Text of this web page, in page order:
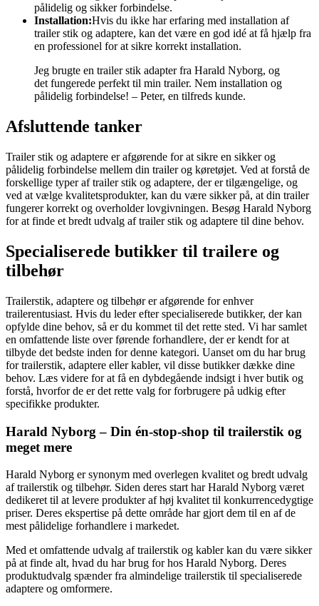
pålidelig og sikker forbindelse.
Installation:Hvis du ikke har erfaring med installation af
trailer stik og adaptere, kan det være en god idé at få hjælp fra
en professionel for at sikre korrekt installation.
Jeg brugte en trailer stik adapter fra Harald Nyborg, og
det fungerede perfekt til min trailer. Nem installation og
pålidelig forbindelse! – Peter, en tilfreds kunde.
Afsluttende tanker
Trailer stik og adaptere er afgørende for at sikre en sikker og
pålidelig forbindelse mellem din trailer og køretøjet. Ved at forstå de
forskellige typer af trailer stik og adaptere, der er tilgængelige, og
ved at vælge kvalitetsprodukter, kan du være sikker på, at din trailer
fungerer korrekt og overholder lovgivningen. Besøg Harald Nyborg
for at finde et bredt udvalg af trailer stik og adaptere til dine behov.
Specialiserede butikker til trailere og
tilbehør
Trailerstik, adaptere og tilbehør er afgørende for enhver
trailerentusiast. Hvis du leder efter specialiserede butikker, der kan
opfylde dine behov, så er du kommet til det rette sted. Vi har samlet
en omfattende liste over førende forhandlere, der er kendt for at
tilbyde det bedste inden for denne kategori. Uanset om du har brug
for trailerstik, adaptere eller kabler, vil disse butikker dække dine
behov. Læs videre for at få en dybdegående indsigt i hver butik og
forstå, hvorfor de er det rette valg for forbrugere på udkig efter
specifikke produkter.
Harald Nyborg – Din én-stop-shop til trailerstik og
meget mere
Harald Nyborg er synonym med overlegen kvalitet og bredt udvalg
af trailerstik og tilbehør. Siden deres start har Harald Nyborg været
dedikeret til at levere produkter af høj kvalitet til konkurrencedygtige
priser. Deres ekspertise på dette område har gjort dem til en af de
mest pålidelige forhandlere i markedet.
Med et omfattende udvalg af trailerstik og kabler kan du være sikker
på at finde alt, hvad du har brug for hos Harald Nyborg. Deres
produktudvalg spænder fra almindelige trailerstik til specialiserede
adaptere og omformere.